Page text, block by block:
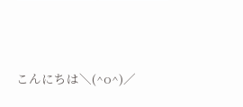
こんにちは＼(^o^)／